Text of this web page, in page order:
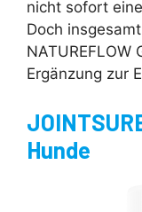
nicht sofort
Doch
Ergänzung zur
Hunde